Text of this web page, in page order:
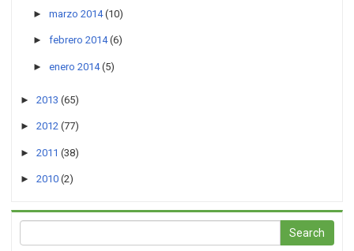
► marzo 2014 (10)
► febrero 2014 (6)
► enero 2014 (5)
► 2013 (65)
► 2012 (77)
► 2011 (38)
► 2010 (2)